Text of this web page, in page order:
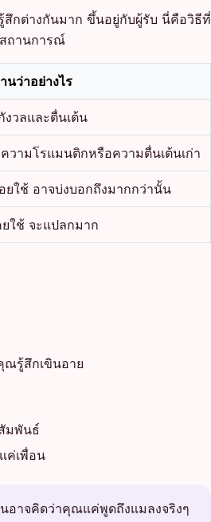
สึกต่างกันมาก ขึ้นอยู่กับผู้รับ นี่คือวิธีที่
ถานการณ์
นว่าอย่างไร
งวลและตื่นเต้น
วามโรแมนติกหรือความตื่นเต้นเก่า
ยใช้ อาจบ่งบอกถึงมากกว่านั้น
ยใช้ จะแปลกมาก
รู้สึกเขินอาย
มพันธ์
ค่เพื่อน
อาจคิดว่าคุณแค่พูดถึงแมลงจริงๆ